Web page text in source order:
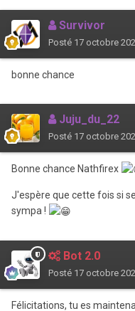
Survivor
Posté 17 octobre
bonne chance
Juju_du_22
Posté 17 octobre
Bonne chance Nathfirex
J'espère que cette fois si
sympa !
Bot 2.0
Posté 17 octobre
Félicitations, tu es